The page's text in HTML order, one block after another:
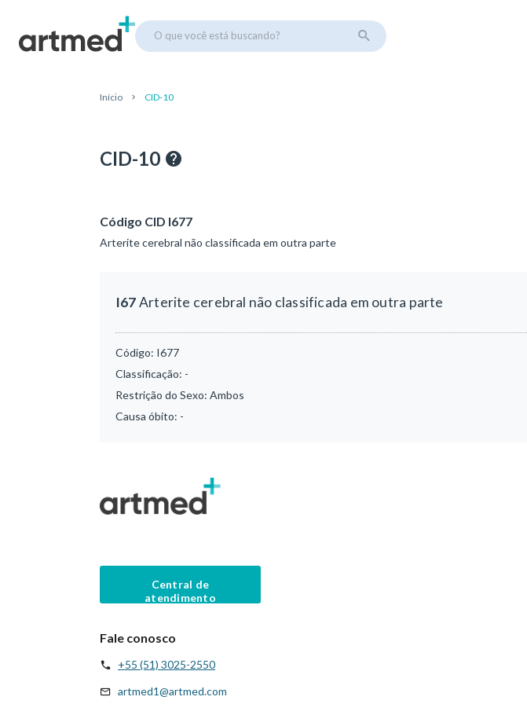
O que você está buscando?
Início CID-10
CID-10
Código CID I677
Arterite cerebral não classificada em outra parte
I67Arterite cerebral não classificada em outra parte
Código: I677
Classificação: -
Restrição do Sexo: Ambos
Causa óbito: -
Central de
atendimento
Fale conosco
+55 (51) 3025-2550
artmed1@artmed.com